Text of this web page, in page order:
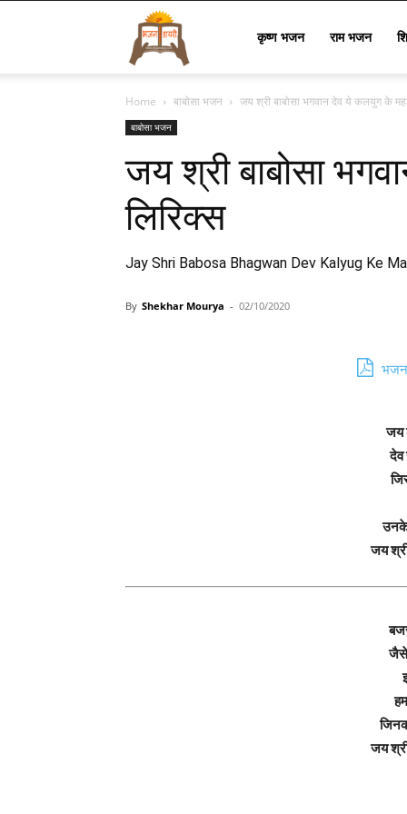
Lyrics
कृष्ण भजन राम भजन
Home बाबोसा भजन जय श्री बाबोसा भगवान देव ये कलयुग के
बाबोसा भजन
जय श्री बाबोसा
लिरिक्स
Jay Shri Babosa Bhagwan Dev Kalyug Ke
By Shekhar Mourya - 02/10/2020
भजन
जय
देव
उनके
जय
जैसे
जय